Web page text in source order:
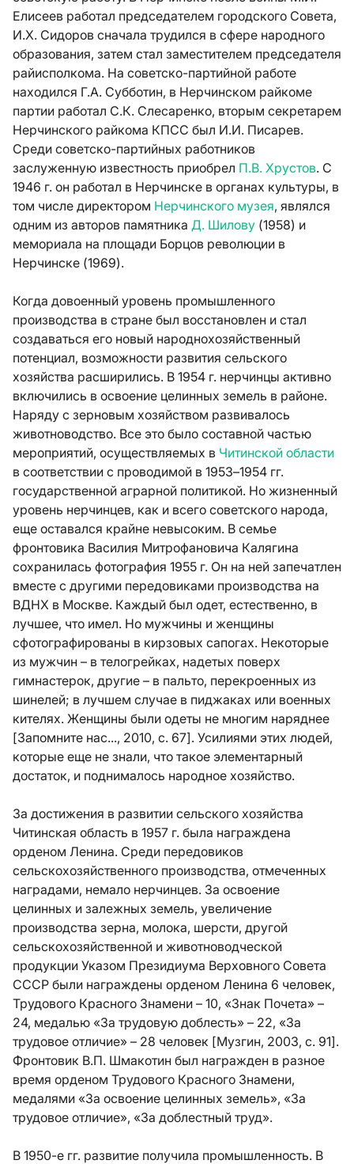
Елисеев работал председателем городского Совета,
И.Х. Сидоров сначала трудился в сфере народного
образования, затем стал заместителем председателя
райисполкома. На советско-партийной работе
находился Г.А. Субботин, в Нерчинском райкоме
партии работал С.К. Слесаренко, вторым секретарем
Нерчинского райкома КПСС был И.И. Писарев.
Среди советско-партийных работников
заслуженную известность приобрел П.В. Хрустов. С
1946 г. он работал в Нерчинске в органах культуры, в
том числе директором Нерчинского музея, являлся
одним из авторов памятника Д. Шилову (1958) и
мемориала на площади Борцов революции в
Нерчинске (1969).
Когда довоенный уровень промышленного
производства в стране был восстановлен и стал
создаваться его новый народнохозяйственный
потенциал, возможности развития сельского
хозяйства расширились. В 1954 г. нерчинцы активно
включились в освоение целинных земель в районе.
Наряду с зерновым хозяйством развивалось
животноводство. Все это было составной частью
мероприятий, осуществляемых в Читинской области
в соответствии с проводимой в 1953–1954 гг.
государственной аграрной политикой. Но жизненный
уровень нерчинцев, как и всего советского народа,
еще оставался крайне невысоким. В семье
фронтовика Василия Митрофановича Калягина
сохранилась фотография 1955 г. Он на ней запечатлен
вместе с другими передовиками производства на
ВДНХ в Москве. Каждый был одет, естественно, в
лучшее, что имел. Но мужчины и женщины
сфотографированы в кирзовых сапогах. Некоторые
из мужчин – в телогрейках, надетых поверх
гимнастерок, другие – в пальто, перекроенных из
шинелей; в лучшем случае в пиджаках или военных
кителях. Женщины были одеты не многим наряднее
[Запомните нас..., 2010, с. 67]. Усилиями этих людей,
которые еще не знали, что такое элементарный
достаток, и поднималось народное хозяйство.
За достижения в развитии сельского хозяйства
Читинская область в 1957 г. была награждена
орденом Ленина. Среди передовиков
сельскохозяйственного производства, отмеченных
наградами, немало нерчинцев. За освоение
целинных и залежных земель, увеличение
производства зерна, молока, шерсти, другой
сельскохозяйственной и животноводческой
продукции Указом Президиума Верховного Совета
СССР были награждены орденом Ленина 6 человек,
Трудового Красного Знамени – 10, «Знак Почета» –
24, медалью «За трудовую доблесть» – 22, «За
трудовое отличие» – 28 человек [Музгин, 2003, с. 91].
Фронтовик В.П. Шмакотин был награжден в разное
время орденом Трудового Красного Знамени,
медалями «За освоение целинных земель», «За
трудовое отличие», «За доблестный труд».
В 1950-е гг. развитие получила промышленность. В